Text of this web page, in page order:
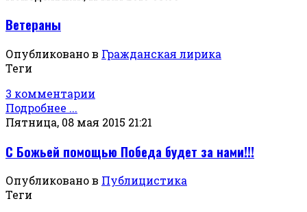
Ветераны
Опубликовано в Гражданская лирика
Теги
3 комментарии
Подробнее ...
Пятница, 08 мая 2015 21:21
С Божьей помощью Победа будет за нами!!!
Опубликовано в Публицистика
Теги